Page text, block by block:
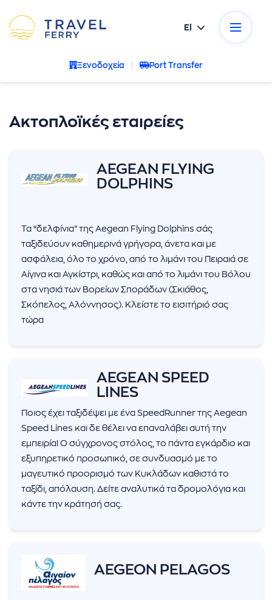
El
προορισμοί
μας
Ακυρώσεις
απορρήτου
Ξενοδοχεία Port Transfer
Ακτοπλοϊκές εταιρείες
AEGEAN FLYING
DOLPHINS
Τα “δελφίνια” της Aegean Flying Dolphins σάς
ταξιδεύουν καθημερινά γρήγορα, άνετα και με
ασφάλεια, όλο το χρόνο, από το λιμάνι του Πειραιά σε
Αίγινα και Αγκίστρι, καθώς και από το λιμάνι του Βόλου
στα νησιά των Βορείων Σποράδων (Σκιάθος,
Σκόπελος, Αλόννησος). Κλείστε το εισιτήριό σας
τώρα
AEGEAN SPEED
LINES
Ποιος έχει ταξιδέψει με ένα SpeedRunner της Aegean
Speed Lines και δε θέλει να επαναλάβει αυτή την
εμπειρία! Ο σύγχρονος στόλος, το πάντα εγκάρδιο και
εξυπηρετικό προσωπικό, σε συνδυασμό με το
μαγευτικό προορισμό των Κυκλάδων καθιστά το
ταξίδι, απόλαυση. Δείτε αναλυτικά τα δρομολόγια και
κάντε την κράτησή σας.
AEGEON PELAGOS